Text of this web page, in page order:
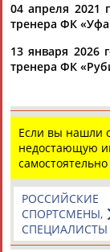
сообщает п...
сроках контракта
(Проект:
12.04.2023
разгромов в
Рахимов. Под
...значит, надо
Позже в самом
(Проект:
04.04.2021
Бывший
"Арсенала"
04 апреля 2021
тренера ФК
13 января 2026
тренера ФК
Если вы нашли
недостающую
самостоятельно
РОССИЙСКИЕ
СПОРТСМЕНЫ,
СПЕЦИАЛИСТЫ